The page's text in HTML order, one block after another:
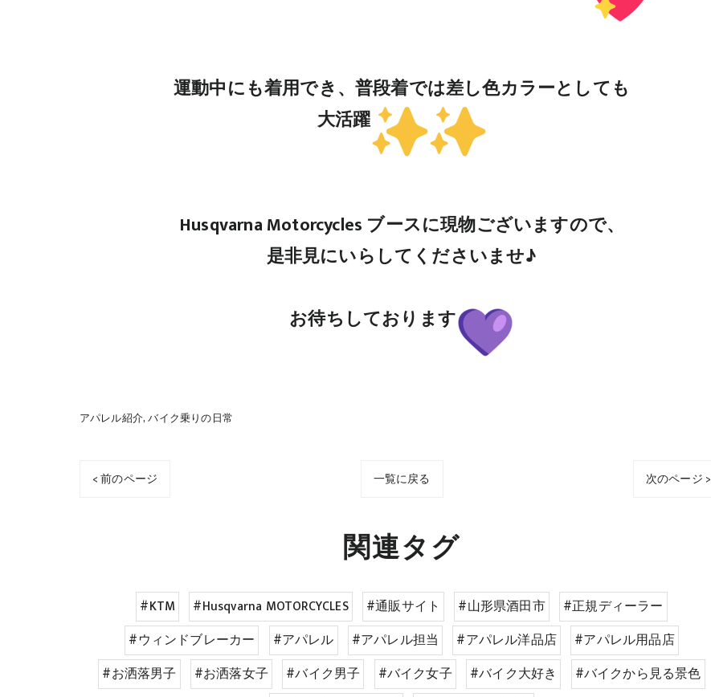
運動中にも着用でき、普段着では差し色カラーとしても
大活躍
Husqvarna Motorcycles ブースに現物ございますので、
是非見にいらしてくださいませ♪
お待ちしております
アパレル紹介 バイク乗りの日常
< 前のページ 一覧に戻る 次のページ >
関連タグ
#KTM #Husqvarna MOTORCYCLES #通販サイト #山形県酒田市
#正規ディーラー
#ウィンドブレーカー
#アパレル #アパレル担当 #アパレル洋品店
#アパレル用品店
#お洒落男子
#お洒落女子 #バイク男子 #バイク女子 #バイク大好き
#バイクから見る景色